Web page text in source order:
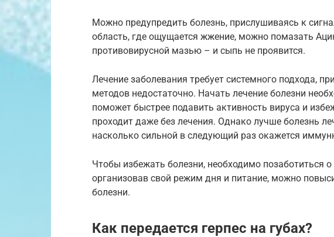
Можно предупредить болезнь, прислушиваясь к
область, где ощущается жжение, можно помазать
противовирусной мазью – и сыпь не проявится.
Лечение заболевания требует системного подхода,
методов недостаточно. Начать лечение болезни
поможет быстрее подавить активность вируса и
проходит даже без лечения. Однако лучше болезнь
насколько сильной в следующий раз окажется
Чтобы избежать болезни, необходимо позаботиться
организовав свой режим дня и питание, можно
болезни.
Как передается герпес на губах?